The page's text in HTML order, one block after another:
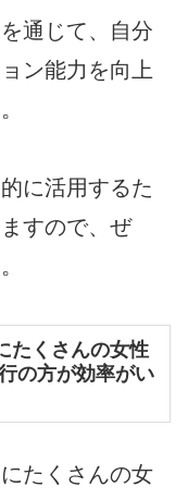
通じて、自分
ン能力を向上
に活用するた
すので、ぜ
たくさんの女性
の方が効率がい
たくさんの女